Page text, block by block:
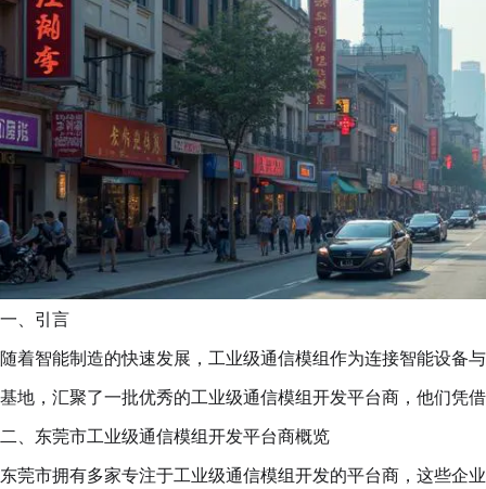
一、引言
随着智能制造的快速发展，工业级通信模组作为连接智能设备
基地，汇聚了一批优秀的工业级通信模组开发平台商，他们凭
二、东莞市工业级通信模组开发平台商概览
东莞市拥有多家专注于工业级通信模组开发的平台商，这些企